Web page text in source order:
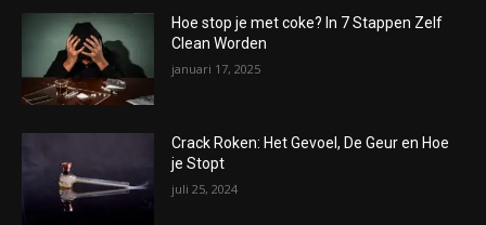
Hoe stop je met coke? In 7 Stappen Zelf
Clean Worden
januari 17, 2025
Crack Roken: Het Gevoel, De Geur en Hoe
je Stopt
juli 25, 2024